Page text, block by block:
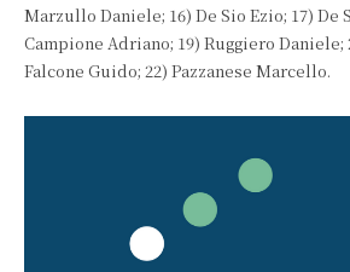
Marzullo Daniele; 16) De Sio Ezio; 17) De
Campione Adriano; 19) Ruggiero Daniele;
Falcone Guido; 22) Pazzanese Marcello.